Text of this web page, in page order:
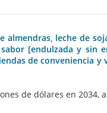
leche de
[endulzada y sin
de conveniencia
de dólares en 2034,